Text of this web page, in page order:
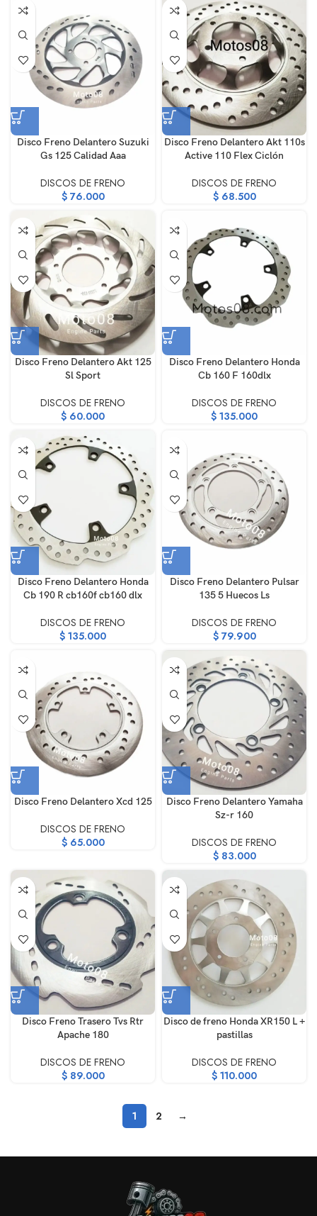
Disco Freno Delantero Suzuki
Gs 125 Calidad Aaa
DISCOS DE FRENO
$76.000
Disco Freno Delantero Akt 110s
Active 110 Flex Ciclón
DISCOS DE FRENO
$68.500
Disco Freno Delantero Akt 125
Sl Sport
DISCOS DE FRENO
$ 60.000
Disco Freno Delantero Honda
Cb 160 F 160dlx
DISCOS DE FRENO
$ 135.000
Disco Freno Delantero Honda
Cb 190 R cb160f cb160 dlx
DISCOS DE FRENO
$ 135.000
Disco Freno Delantero Pulsar
135 5 Huecos Ls
DISCOS DE FRENO
$79.900
Disco Freno Delantero Xcd 125
DISCOS DE FRENO
$65.000
Disco Freno Delantero Yamaha
Sz-r 160
DISCOS DE FRENO
$83.000
Disco Freno Trasero Tvs Rtr
Apache 180
DISCOS DE FRENO
$89.000
Disco de freno Honda XR150 L +
pastillas
DISCOS DE FRENO
$ 110.000
1 2 →